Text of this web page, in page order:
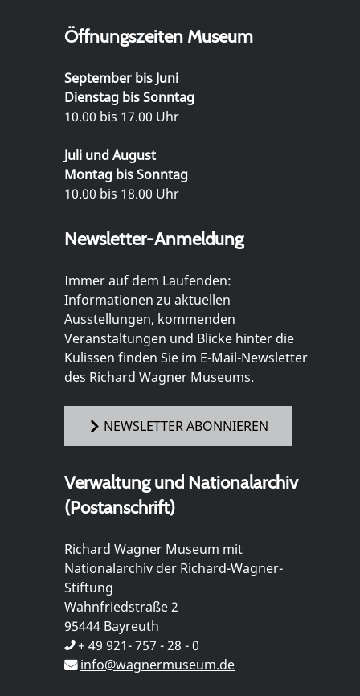
Öffnungszeiten Museum
September bis Juni
Dienstag bis Sonntag
10.00 bis 17.00 Uhr
Juli und August
Montag bis Sonntag
10.00 bis 18.00 Uhr
Newsletter-Anmeldung
Immer auf dem Laufenden:
Informationen zu aktuellen
Ausstellungen, kommenden
Veranstaltungen und Blicke hinter die
Kulissen finden Sie im E-Mail-Newsletter
des Richard Wagner Museums.
NEWSLETTER ABONNIEREN
Verwaltung und Nationalarchiv
(Postanschrift)
Richard Wagner Museum mit
Nationalarchiv der Richard-Wagner-
Stiftung
Wahnfriedstraße 2
95444 Bayreuth
+ 49 921- 757 - 28 - 0
info@wagnermuseum.de